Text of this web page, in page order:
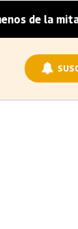
mitad del